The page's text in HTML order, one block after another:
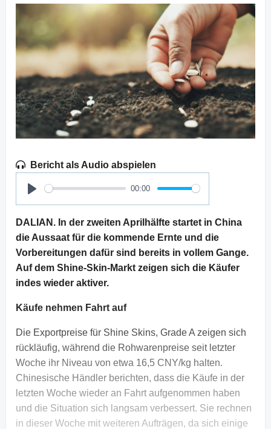
Bericht als Audio abspielen
Play
00:00
DALIAN. In der zweiten Aprilhälfte startet in China
die Aussaat für die kommende Ernte und die
Vorbereitungen dafür sind bereits in vollem Gange.
Auf dem Shine-Skin-Markt zeigen sich die Käufer
indes wieder aktiver.
Käufe nehmen Fahrt auf
Die Exportpreise für Shine Skins, Grade A zeigen sich
rückläufig, während die Rohwarenpreise seit letzter
Woche ihr Niveau von etwa 16,5 CNY/kg halten.
Chinesische Händler berichten, dass die Käufe in der
letzten Woche wieder an Fahrt aufgenommen haben
und die Situation sich langsam verbessert. Sie rechnen
in dieser Woche mit weiteren Aufträgen, da sich einige